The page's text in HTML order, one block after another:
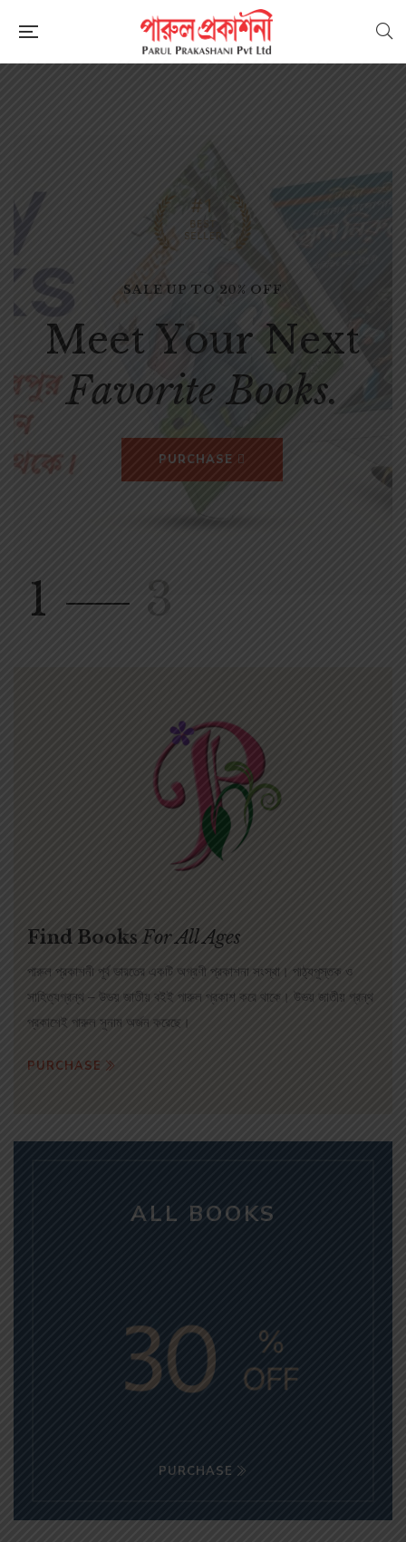
SALE UP TO 20% OFF
Free Shipping
on orde r over
₹ 2000/-
Find BooksFor All Ages
পারুল প্রকাশনী পূর্ব ভারতের একটি অগ্রণী প্রকাশনা সংস্থা। পাঠ্যপুস্তক ও
সাহিত্যগ্রন্থ – উভয় জাতীয় বইই পারুল প্রকাশ করে থাকে। উভয় জাতীয় গ্রন্থ
প্রকাশেই পারুল সুনাম অর্জন করেছে।
PURCHASE
ALL BOOKS
PURCHASE